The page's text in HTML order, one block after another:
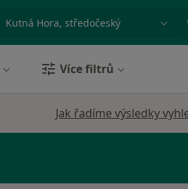
Město nebo region
Více filtrů
Jak řadíme výsledky